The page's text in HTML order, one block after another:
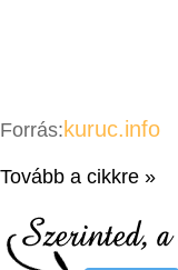
Forrás: kuruc.info
Tovább a cikkre »